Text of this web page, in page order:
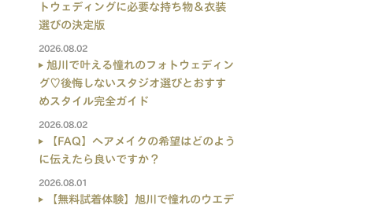
トウェディングに必要な持ち物＆衣装
選びの決定版
2026.08.02
旭川で叶える憧れのフォトウェディン
グ♡後悔しないスタジオ選びとおすす
めスタイル完全ガイド
2026.08.02
【FAQ】ヘアメイクの希望はどのよう
に伝えたら良いですか？
2026.08.01
【無料試着体験】旭川で憧れのウエデ